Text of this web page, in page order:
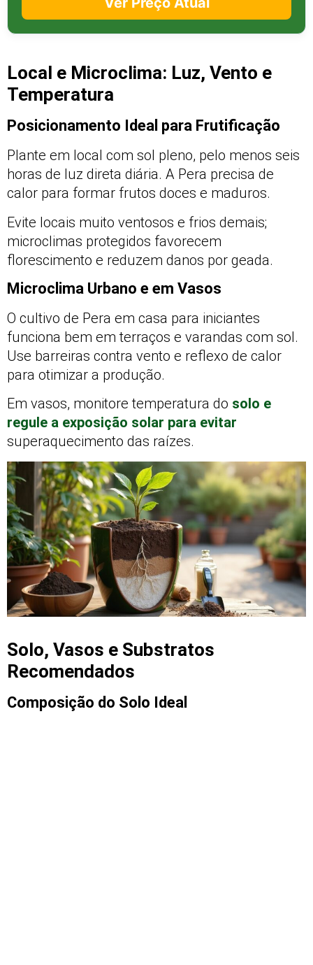
Local e Microclima: Luz, Vento e
Temperatura
Posicionamento Ideal para Frutificação
Plante em local com sol pleno, pelo menos seis
horas de luz direta diária. A Pera precisa de
calor para formar frutos doces e maduros.
Evite locais muito ventosos e frios demais;
microclimas protegidos favorecem
florescimento e reduzem danos por geada.
Microclima Urbano e em Vasos
O cultivo de Pera em casa para iniciantes
funciona bem em terraços e varandas com sol.
Use barreiras contra vento e reflexo de calor
para otimizar a produção.
Em vasos, monitore temperatura do solo e
regule a exposição solar para evitar
superaquecimento das raízes.
Solo, Vasos e Substratos
Recomendados
Composição do Solo Ideal